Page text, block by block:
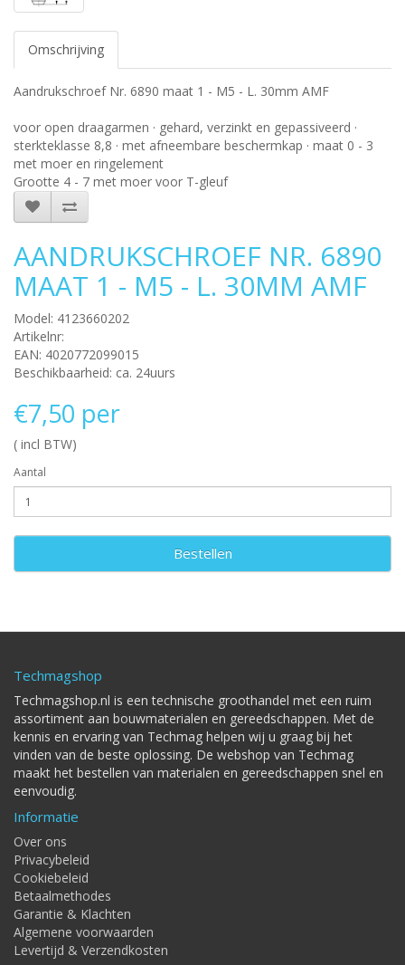
Omschrijving
Aandrukschroef Nr. 6890 maat 1 - M5 - L. 30mm AMF
voor open draagarmen · gehard, verzinkt en gepassiveerd ·
sterkteklasse 8,8 · met afneembare beschermkap · maat 0 - 3
met moer en ringelement
Grootte 4 - 7 met moer voor T-gleuf
AANDRUKSCHROEF NR. 6890
MAAT 1 - M5 - L. 30MM AMF
Model: 4123660202
Artikelnr:
EAN: 4020772099015
Beschikbaarheid: ca. 24uurs
€7,50 per
( incl BTW)
Aantal
Bestellen
Techmagshop
Techmagshop.nl is een technische groothandel met een ruim
assortiment aan bouwmaterialen en gereedschappen. Met de
kennis en ervaring van Techmag helpen wij u graag bij het
vinden van de beste oplossing. De webshop van Techmag
maakt het bestellen van materialen en gereedschappen snel en
eenvoudig.
Informatie
Over ons
Privacybeleid
Cookiebeleid
Betaalmethodes
Garantie & Klachten
Algemene voorwaarden
Levertijd & Verzendkosten